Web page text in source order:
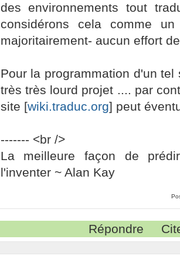
des environnements tout
considérons cela comme
majoritairement- aucun effort
Pour la programmation d'un
très très lourd projet .... par
site [wiki.traduc.org] peut
------- <br />
La meilleure façon de
l'inventer ~ Alan Kay
Répondre